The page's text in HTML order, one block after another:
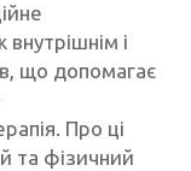
і
що допомагає
Про ці
та фізичний